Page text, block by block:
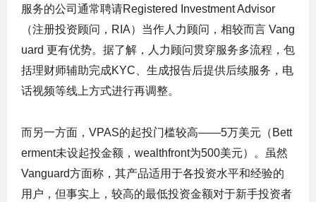
服务的公司通常聘请Registered
Investment Advisor
（注册投资顾问，RIA）当作人力顾问，相较而言 Vang
uard 更有优势。 据了解， 人力顾问贯穿服务多流程，包
括理财师辅助完成KYC、生成报告后提供后续服务，电
话视频等线上方式进行再调整。
而另一方面，VPAS的起投门槛较高——5万美元（ Bett
erment未设起投金额，wealthfront为500美元）
。虽然
Vanguard方面称，其产品适用于各投资水平和经验的
用户，但事实上，较高的最低投资金额对于新手投资者